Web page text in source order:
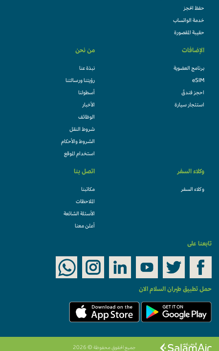
حفظ الحجز
خدمة الواتساب
حقيبة المقصورة
الإضافات
برنامج العضوية
eSIM
احجز فندقً
استئجار سيارة
من نحن
نبذة عنا
رؤيتنا ورسالتنا
أسطولنا
الأخبار
الوظائف
شروط النقل
الشروط والأحكام
استخدام الموقع
وكلاء السفر
وكلاء السفر
اتصل بنا
مكاتبنا
الملاحظات
الأسئلة الشائعة
أعلن معنا
تابعنا على
حمل تطبيق طيران السلام الان
جميع الحقوق محفوظة © 2026